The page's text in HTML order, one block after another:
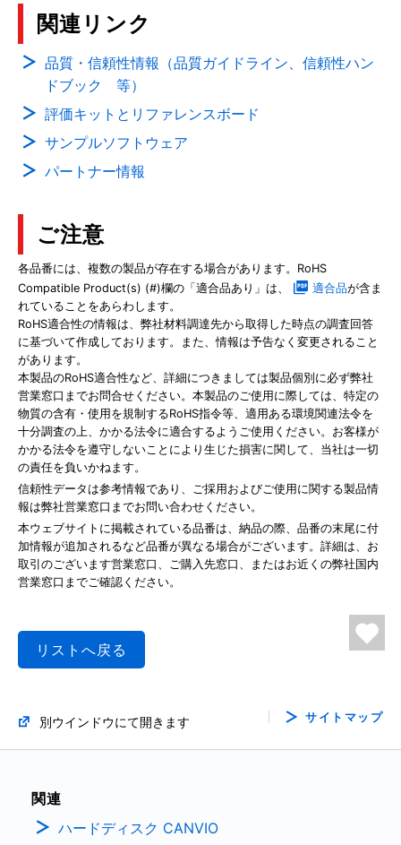
関連リンク
品質・信頼性情報（品質ガイドライン、信頼性ハン
ドブック 等）
評価キットとリファレンスボード
サンプルソフトウェア
パートナー情報
ご注意
各品番には、複数の製品が存在する場合があります。RoHS
Compatible Product(s) (#)欄の「適合品あり」は、
適合品が含ま
れていることをあらわします。
RoHS適合性の情報は、弊社材料調達先から取得した時点の調査回答
に基づいて作成しております。また、情報は予告なく変更されること
があります。
本製品のRoHS適合性など、詳細につきましては製品個別に必ず弊社
営業窓口までお問合せください。本製品のご使用に際しては、特定の
物質の含有・使用を規制するRoHS指令等、適用ある環境関連法令を
十分調査の上、かかる法令に適合するようご使用ください。お客様が
かかる法令を遵守しないことにより生じた損害に関して、当社は一切
の責任を負いかねます。
信頼性データは参考情報であり、ご採用およびご使用に関する製品情
報は弊社営業窓口までお問い合わせください。
本ウェブサイトに掲載されている品番は、納品の際、品番の末尾に付
加情報が追加されるなど品番が異なる場合がございます。詳細は、お
取引のございます営業窓口、ご購入先窓口、またはお近くの弊社国内
営業窓口までご確認ください。
リストへ戻る
別ウインドウにて開きます サイトマップ
関連
ハードディスク CANVIO